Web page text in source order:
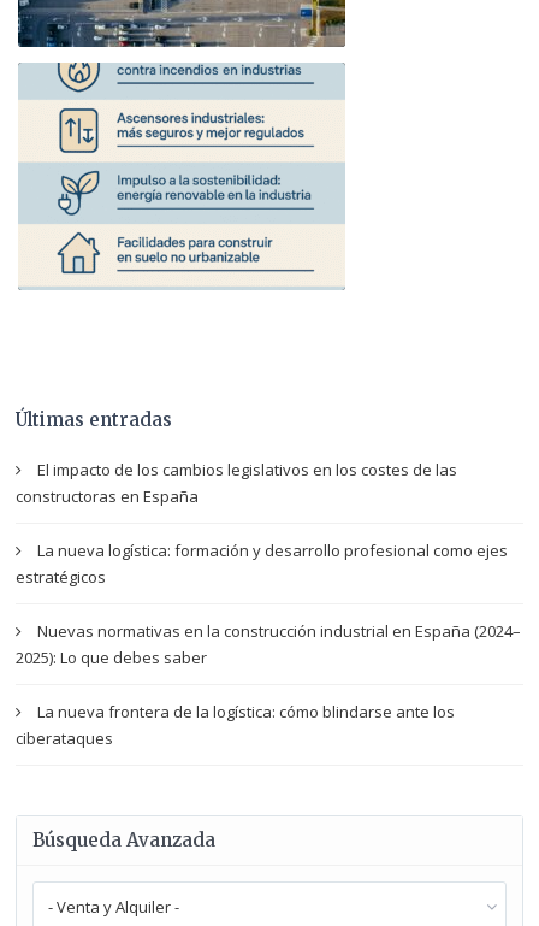
Últimas entradas
El impacto de los cambios legislativos en los costes de las
constructoras en España
La nueva logística: formación y desarrollo profesional como ejes
estratégicos
Nuevas normativas en la construcción industrial en España (2024–
2025): Lo que debes saber
La nueva frontera de la logística: cómo blindarse ante los
ciberataques
Búsqueda Avanzada
- Venta y Alquiler -